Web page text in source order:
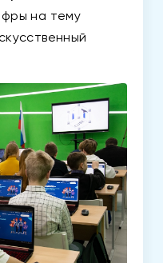
на тему